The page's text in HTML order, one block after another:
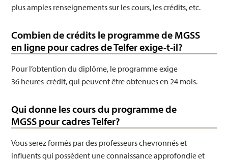
plus amples renseignements sur les cours, les crédits, etc.
Combien de crédits le programme de MGSS
en ligne pour cadres de Telfer exige-t-il?
Pour l’obtention du diplôme, le programme exige
36 heures-crédit, qui peuvent être obtenues en 24 mois.
Qui donne les cours du programme de
MGSS pour cadres Telfer?
Vous serez formés par des professeurs chevronnés et
influents qui possèdent une connaissance approfondie et